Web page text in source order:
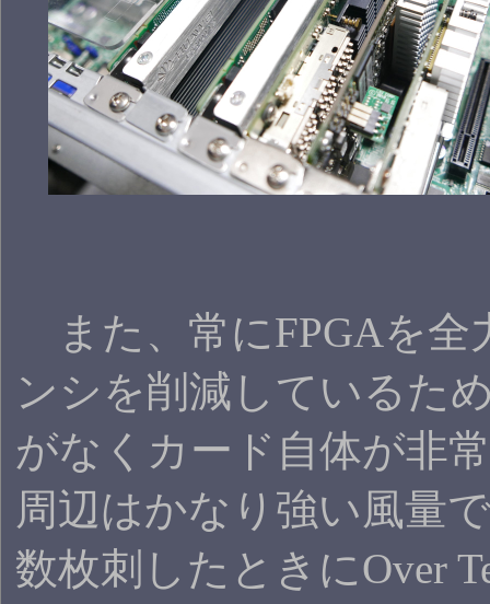
また、常にFPGAを全
ンシを削減しているた
がなくカード自体が非
周辺はかなり強い風量
数枚刺したときにOver